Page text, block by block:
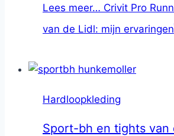
Lees meer… Crivit Pro
van de Lidl: mijn ervaringen
Hardloopkleding
Sport-bh en tights van